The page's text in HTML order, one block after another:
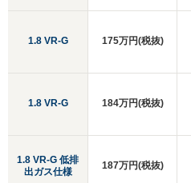
1.8 VR-G
1.8 VR-G
1.8 VR-G 低排
出ガス仕様
175万円(税抜)
184万円(税抜)
187万円(税抜)